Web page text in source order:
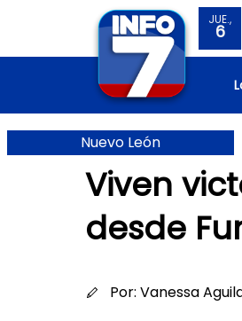
JUE.,
6
Nuevo León
Viven
desde
Por: Vanessa